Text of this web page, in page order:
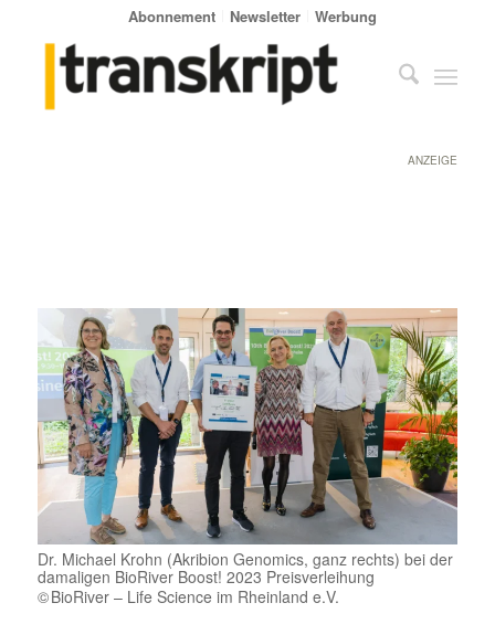
Abonnement Newsletter Werbung
ANZEIGE
Dr. Michael Krohn (Akribion Genomics, ganz rechts) bei der
damaligen BioRiver Boost! 2023 Preisverleihung
BioRiver – Life Science im Rheinland e.V.